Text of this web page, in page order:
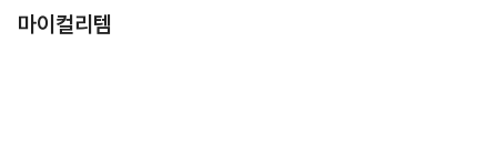
마이컬리템